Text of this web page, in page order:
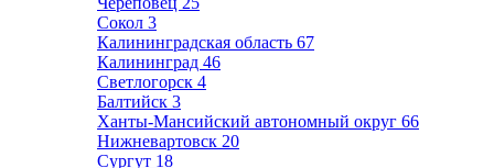
Сокол 3
Калининградская область 67
Калининград 46
Светлогорск 4
Балтийск 3
Ханты-Мансийский автономный округ 66
Нижневартовск 20
Сургут 18